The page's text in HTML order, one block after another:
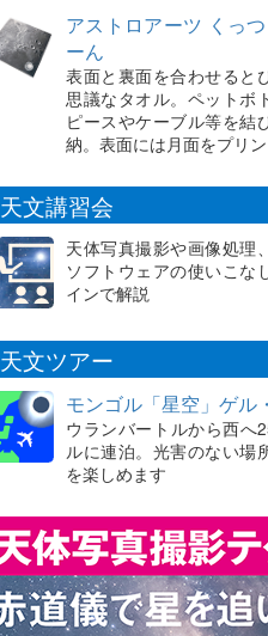
アストロアーツ くっ
ーん
表面と裏面を合わせると
思議なタオル。ペットボ
ピースやケーブル等を結
納。表面には月面をプリン
天文講習会
天体写真撮影や画像処理
ソフトウェアの使いこな
インで解説
天文ツアー
モンゴル「星空」ゲル
ウランバートルから西へ
ルに連泊。光害のない場
を楽しめます